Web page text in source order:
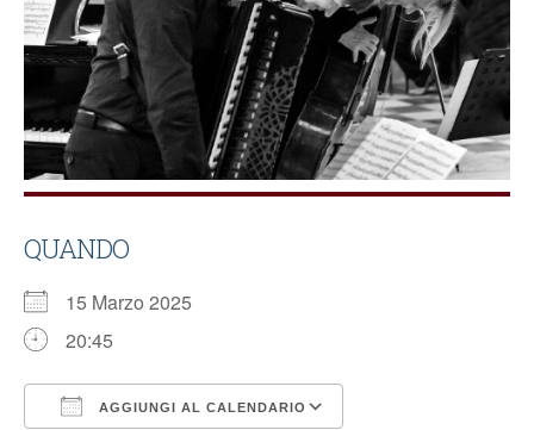
QUANDO
15 Marzo 2025
20:45
AGGIUNGI AL CALENDARIO